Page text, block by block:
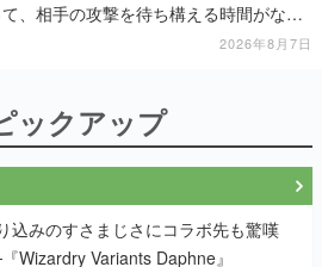
、相手の攻撃を待ち構える時間がなく
2026年8月7日
ックアップ
込みのすさまじさにコラボ先も驚嘆
Wizardry Variants Daphne』